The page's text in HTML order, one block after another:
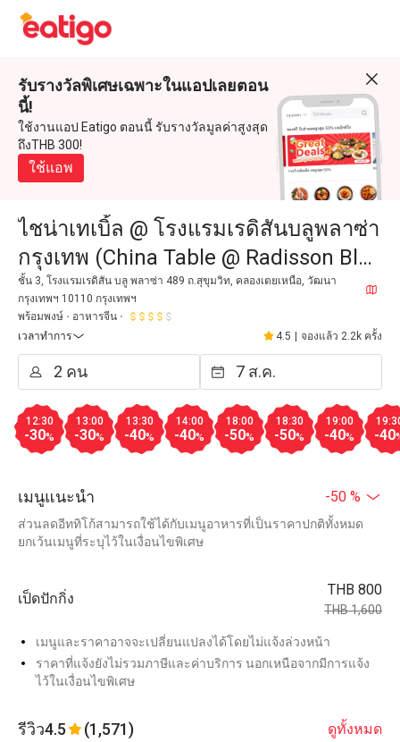
รับรางวัลพิเศษเฉพาะในแอปเลยตอน
นี้!
ใช้งานแอป Eatigo ตอนนี้ รับรางวัลมูลค่าสูงสุด
ถึงTHB 300!
ใช้แอพ
ไชน่าเทเบิ้ล @ โรงแรมเรดิสันบลูพลาซ่า
กรุงเทพ (China Table @ Radisson Blu
Plaza Bangkok)
ชั้น 3, โรงแรมเรดิสัน บลู พลาซ่า 489 ถ.สุขุมวิท, คลองเตยเหนือ, วัฒนา
กรุงเทพฯ 10110 กรุงเทพฯ
พร้อมพงษ์
อาหารจีน
เวลาทำการ
4.5 จองแล้ว 2.2k ครั้ง
12:30
-30%
13:00
-30%
13:30
-40%
14:00
-40%
18:00
-50%
18:30
-50%
19:00
-40% -40
เมนูแนะนำ -50 %
ส่วนลดอีททิโก้สามารถใช้ได้กับเมนูอาหารที่เป็นราคาปกติทั้งหมด
ยกเว้นเมนูที่ระบุไว้ในเงื่อนไขพิเศษ
เป็ดปักกิ่ง
THB 800
THB 1,600
เมนูและราคาอาจจะเปลี่ยนแปลงได้โดยไม่แจ้งล่วงหน้า
ราคาที่แจ้งยังไม่รวมภาษีและค่าบริการ นอกเหนือจากมีการแจ้ง
ไว้ในเงื่อนไขพิเศษ
รีวิว4.5 (1,571) ดูทั้งหมด